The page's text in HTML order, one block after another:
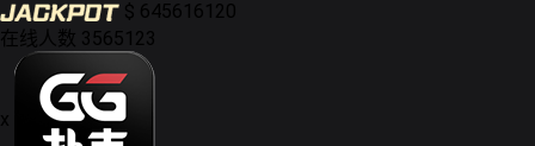
$ 645616120
在线人数 3565123
x